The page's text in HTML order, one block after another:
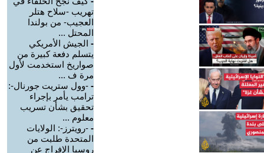
تهريب -سلاح هتلر
العجيب- من بولندا
المحتل ...
- الجيش الأمريكي
يتسلم دفعة كبيرة من
صواريخ استخدمت لأول
مرة ف ...
- -وول ستريت جورنال-:
ترامب يأمر بإجراء
تحقيق بشأن تسريب
معلوم ...
- -رويترز-: الولايات
المتحدة طلبت من
روسيا الإفراج عن